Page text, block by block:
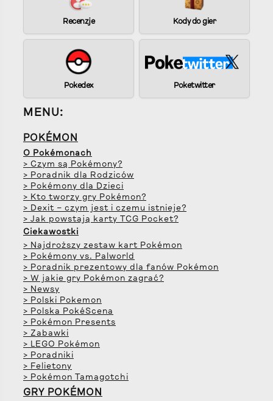
Recenzje Kody do gier
Pokedex Poketwitter
MENU:
POKÉMON
O Pokémonach
> Czym są Pokémony?
> Poradnik dla Rodziców
> Pokémony dla Dzieci
> Kto tworzy gry Pokémon?
> Dexit – czym jest i czemu istnieje?
> Jak powstają karty TCG Pocket?
Ciekawostki
> Najdroższy zestaw kart Pokémon
> Pokémony vs. Palworld
> Poradnik prezentowy dla fanów Pokémon
> W jakie gry Pokémon zagrać?
> Newsy
> Polski Pokemon
> Polska PokéScena
> Pokémon Presents
> Zabawki
> LEGO Pokémon
> Poradniki
> Felietony
> Pokémon Tamagotchi
GRY POKÉMON